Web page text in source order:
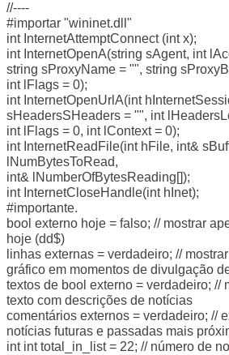
//----
#importar "wininet.dll"
int InternetAttemptConnect (int x);
int InternetOpenA(string sAgent, int
string sProxyName = "", string
int lFlags = 0);
int InternetOpenUrlA(int
sHeadersSHeaders = "", int
int lFlags = 0, int lContext = 0);
int InternetReadFile(int hFile, int&
lNumBytesToRead,
int& lNumberOfBytesReading[]);
int InternetCloseHandle(int hInet);
#importante.
bool externo hoje = falso; // mostrar
hoje (dd$)
linhas externas = verdadeiro; //
gráfico em momentos de divulgação
textos de bool externo = verdadeiro; //
texto com descrições de notícias
comentários externos = verdadeiro; //
notícias futuras e passadas mais
int int total_in_list = 22; // número de